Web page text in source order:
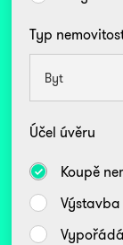
Typ
Účel úvěru
Koupě